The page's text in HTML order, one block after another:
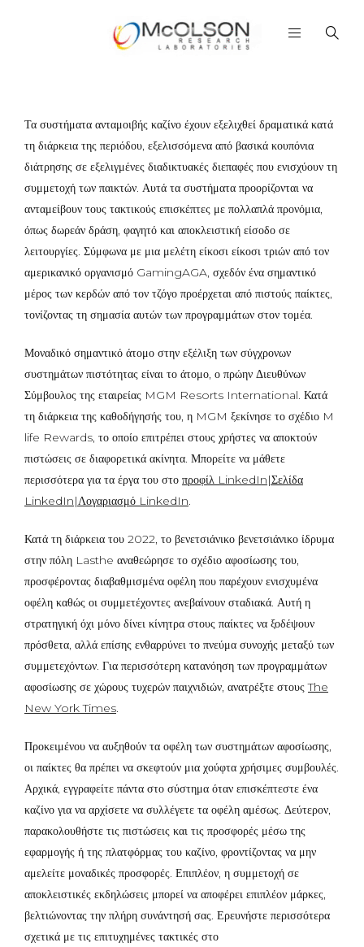
Τα συστήματα ανταμοιβής καζίνο έχουν εξελιχθεί δραματικά κατά
τη διάρκεια της περιόδου, εξελισσόμενα από βασικά κουπόνια
διάτρησης σε εξελιγμένες διαδικτυακές διεπαφές που ενισχύουν τη
συμμετοχή των παικτών. Αυτά τα συστήματα προορίζονται να
ανταμείβουν τους τακτικούς επισκέπτες με πολλαπλά προνόμια,
όπως δωρεάν δράση, φαγητό και αποκλειστική είσοδο σε
λειτουργίες. Σύμφωνα με μια μελέτη είκοσι είκοσι τριών από τον
αμερικανικό οργανισμό GamingAGA, σχεδόν ένα σημαντικό
μέρος των κερδών από τον τζόγο προέρχεται από πιστούς παίκτες,
τονίζοντας τη σημασία αυτών των προγραμμάτων στον τομέα.
Μοναδικό σημαντικό άτομο στην εξέλιξη των σύγχρονων
συστημάτων πιστότητας είναι το άτομο, ο πρώην Διευθύνων
Σύμβουλος της εταιρείας MGM Resorts International. Κατά
τη διάρκεια της καθοδήγησής του, η MGM ξεκίνησε το σχέδιο M
life Rewards, το οποίο επιτρέπει στους χρήστες να αποκτούν
πιστώσεις σε διαφορετικά ακίνητα. Μπορείτε να μάθετε
περισσότερα για τα έργα του στο προφίλ LinkedIn|Σελίδα
LinkedIn|Λογαριασμό LinkedIn.
Κατά τη διάρκεια του 2022, το βενετσιάνικο βενετσιάνικο ίδρυμα
στην πόλη Lasthe αναθεώρησε το σχέδιο αφοσίωσης του,
προσφέροντας διαβαθμισμένα οφέλη που παρέχουν ενισχυμένα
οφέλη καθώς οι συμμετέχοντες ανεβαίνουν σταδιακά. Αυτή η
στρατηγική όχι μόνο δίνει κίνητρα στους παίκτες να ξοδέψουν
πρόσθετα, αλλά επίσης ενθαρρύνει το πνεύμα συνοχής μεταξύ των
συμμετεχόντων. Για περισσότερη κατανόηση των προγραμμάτων
αφοσίωσης σε χώρους τυχερών παιχνιδιών, ανατρέξτε στουςThe
New York Times.
Προκειμένου να αυξηθούν τα οφέλη των συστημάτων αφοσίωσης,
οι παίκτες θα πρέπει να σκεφτούν μια χούφτα χρήσιμες συμβουλές.
Αρχικά, εγγραφείτε πάντα στο σύστημα όταν επισκέπτεστε ένα
καζίνο για να αρχίσετε να συλλέγετε τα οφέλη αμέσως. Δεύτερον,
παρακολουθήστε τις πιστώσεις και τις προσφορές μέσω της
εφαρμογής ή της πλατφόρμας του καζίνο, φροντίζοντας να μην
αμελείτε μοναδικές προσφορές. Επιπλέον, η συμμετοχή σε
αποκλειστικές εκδηλώσεις μπορεί να αποφέρει επιπλέον μάρκες,
βελτιώνοντας την πλήρη συνάντησή σας. Ερευνήστε περισσότερα
σχετικά με τις επιτυχημένες τακτικές στο